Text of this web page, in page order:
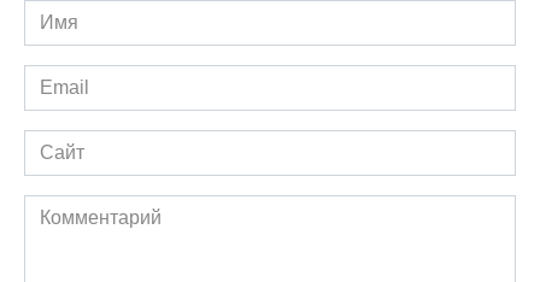
Имя
*
Email
*
Сайт
Комментарий